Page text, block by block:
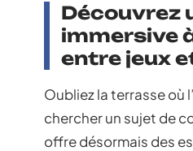
Découvrez
immersive
entre jeux
Oubliez la terrasse où
chercher un sujet de
offre désormais des